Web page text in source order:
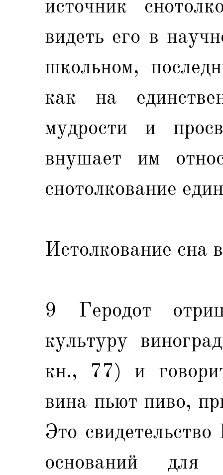
источник
видеть его в
школьном,
как на
мудрости и
внушает им
снотолкование
Истолкование сна
9 Геродот
культуру
кн., 77) и
вина пьют пиво,
Это
оснований для